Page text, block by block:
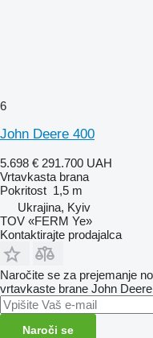
6
John Deere 400
5.698 € 291.700 UAH
Vrtavkasta brana
Pokritost 1,5 m
Ukrajina, Kyiv
TOV «FERM Ye»
Kontaktirajte prodajalca
Naročite se za prejemanje
vrtavkaste brane John Deere
Naroči se